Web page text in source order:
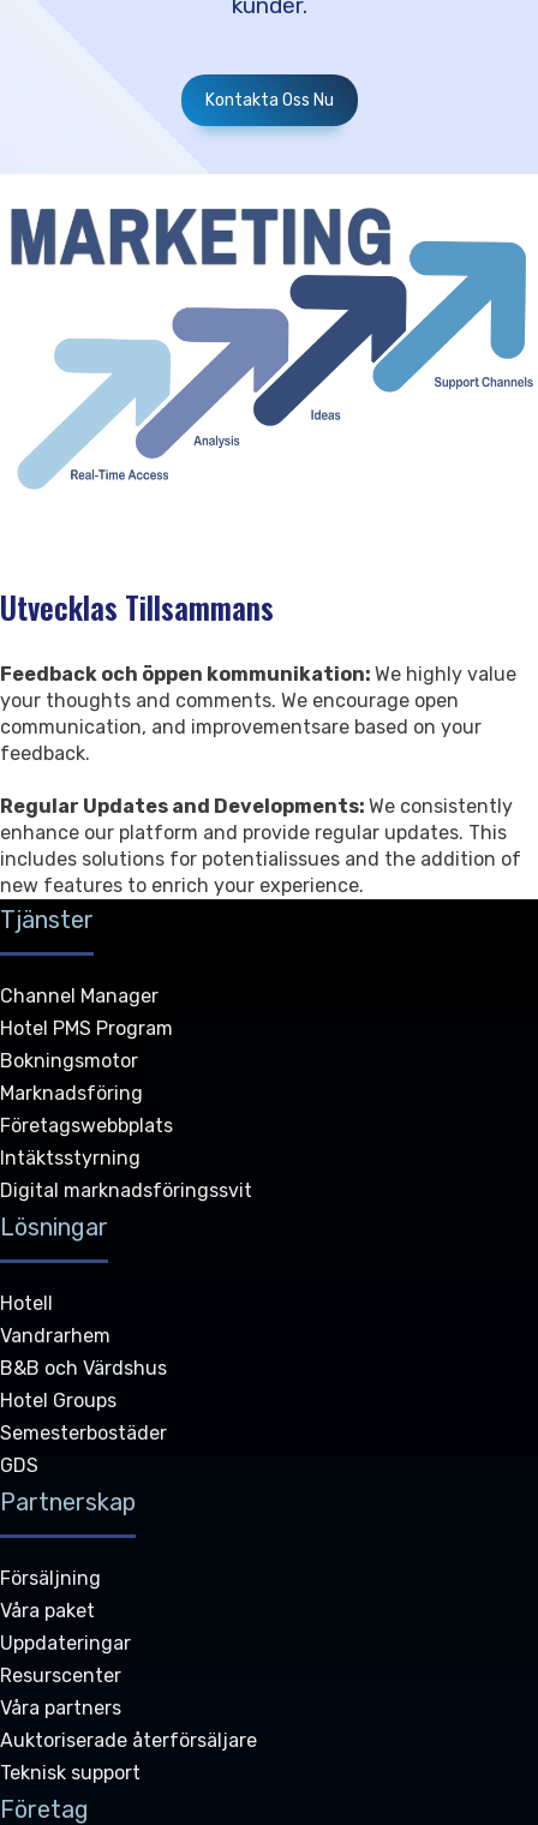
kunder.
Kontakta Oss Nu
Utvecklas Tillsammans
Feedback och öppen kommunikation: We highly value
your thoughts and comments. We encourage open
communication, and improvementsare based on your
feedback.
Regular Updates and Developments: We consistently
enhance our platform and provide regular updates. This
includes solutions for potentialissues and the addition of
new features to enrich your experience.
Tjänster
Channel Manager
Hotel PMS Program
Bokningsmotor
Marknadsföring
Företagswebbplats
Intäktsstyrning
Digital marknadsföringssvit
Lösningar
Hotell
Vandrarhem
B&B och Värdshus
Hotel Groups
Semesterbostäder
GDS
Partnerskap
Försäljning
Våra paket
Uppdateringar
Resurscenter
Våra partners
Auktoriserade återförsäljare
Teknisk support
Företag